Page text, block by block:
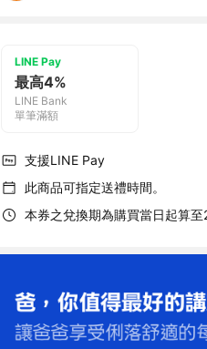
LINE Pay
最高4%
LINE Bank
單筆滿額
支援LINE Pay
此商品可指定送禮時間。
本券之兌換期為購買當日起算